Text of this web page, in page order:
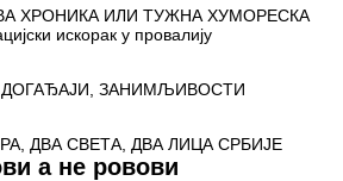
ХРОНИКА ИЛИ ТУЖНА ХУМОРЕСКА
искорак у провалију
ДОГАЂАЈИ, ЗАНИМЉИВОСТИ
ДВА СВЕТА, ДВА ЛИЦА СРБИЈЕ
а не ровови